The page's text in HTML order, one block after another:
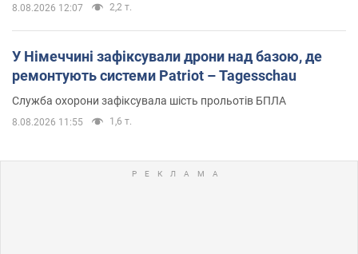
8.08.2026 12:07 2,2 т.
У Німеччині зафіксували дрони над базою, де
ремонтують системи Patriot – Tagesschau
Служба охорони зафіксувала шість прольотів БПЛА
8.08.2026 11:55 1,6 т.